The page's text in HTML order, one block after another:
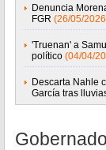
Denuncia
FGR (26/05/
'Truenan' a
político (04/04/
Descarta Nahle
García tras